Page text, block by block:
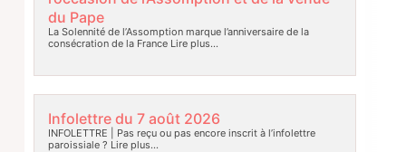
du Pape
La Solennité de l’Assomption marque l’anniversaire de la
consécration de la FranceLire plus…
Infolettre du 7 août 2026
INFOLETTRE | Pas reçu ou pas encore inscrit à l’infolettre
paroissiale ? Lire plus…